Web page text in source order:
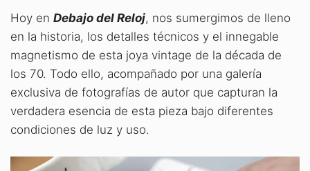
Hoy en Debajo del Reloj, nos sumergimos de lleno
en la historia, los detalles técnicos y el innegable
magnetismo de esta joya vintage de la década de
los 70. Todo ello, acompañado por una galería
exclusiva de fotografías de autor que capturan la
verdadera esencia de esta pieza bajo diferentes
condiciones de luz y uso.